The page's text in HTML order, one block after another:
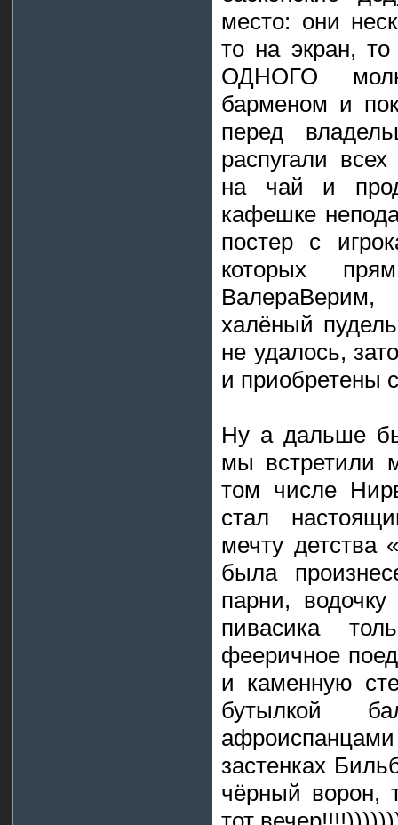
место: они
то на экран,
ОДНОГО
барменом и
перед
распугали
на чай и
кафешке
постер с
которых
халёный
не удалось,
и приобретены
Ну а дальше
мы встретили
том числе
стал
мечту детства
была
парни,
пивасика
фееричное
и каменную
бутылкой
застенках
чёрный ворон,